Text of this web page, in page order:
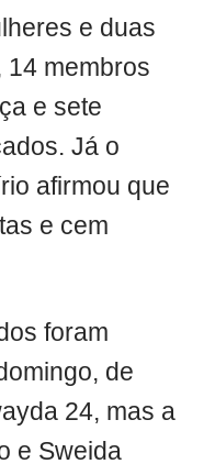
e duas
14 membros
e sete
Já o
afirmou que
e cem
foram
de
24, mas a
e Sweida